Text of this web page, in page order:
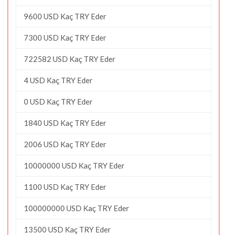
9600 USD Kaç TRY Eder
7300 USD Kaç TRY Eder
722582 USD Kaç TRY Eder
4 USD Kaç TRY Eder
0 USD Kaç TRY Eder
1840 USD Kaç TRY Eder
2006 USD Kaç TRY Eder
10000000 USD Kaç TRY Eder
1100 USD Kaç TRY Eder
100000000 USD Kaç TRY Eder
13500 USD Kaç TRY Eder